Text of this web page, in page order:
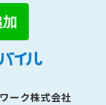
ーク株式会社